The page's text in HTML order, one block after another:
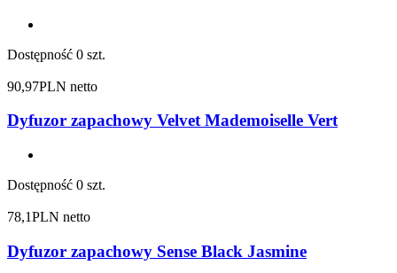
Dostępność 0 szt.
90,97PLN netto
Dyfuzor zapachowy Velvet Mademoiselle Vert
Dostępność 0 szt.
78,1PLN netto
Dyfuzor zapachowy Sense Black Jasmine